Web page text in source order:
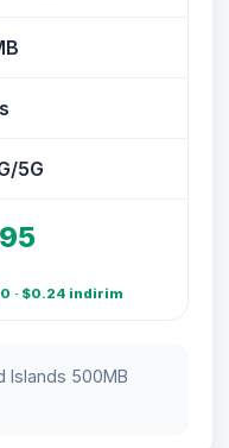
5G
· $0.24 indirim
Islands 500MB